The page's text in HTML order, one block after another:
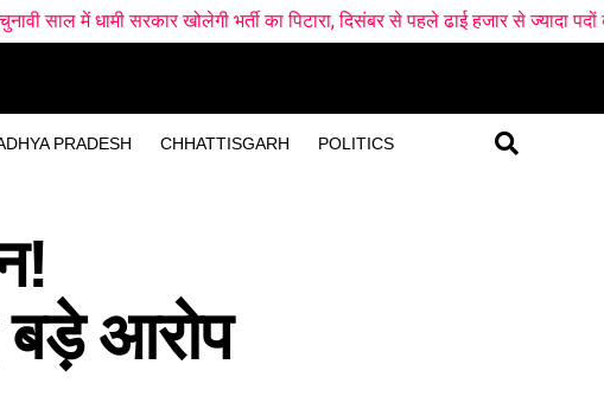
PRADESH CHHATTISGARH POLITICS
खोलेगी भर्ती का पिटारा, दिसंबर से पहले ढाई हजार से ज्यादा पदों के लिए फॉर्म आठ
आरोप